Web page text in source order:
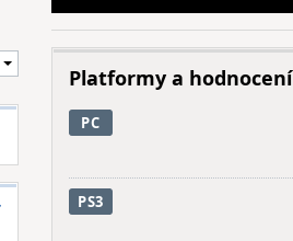
Platformy a hodnocení
PC
PS3